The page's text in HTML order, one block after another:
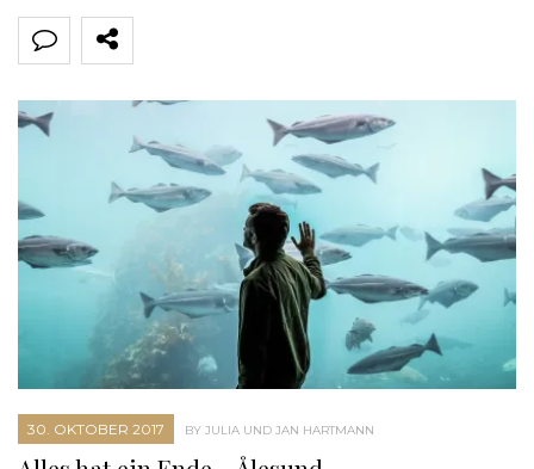
30. OKTOBER 2017 BY JULIA UND JAN HARTMANN